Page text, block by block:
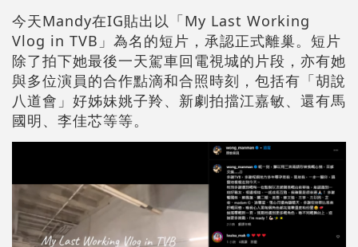
今天Mandy在IG貼出以「My Last Working
Vlog in TVB」為名的短片，承認正式離巢。短片
除了拍下她最後一天駕車回電視城的片段，亦有她
與多位演員的合作點滴和合照時刻，包括有「胡說
八道會」好姊妹姚子羚、新劇拍擋江嘉敏、還有馬
國明、李佳芯等等。